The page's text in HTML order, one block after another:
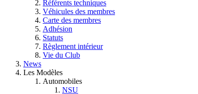
Référents techniques
Véhicules des membres
Carte des membres
Adhésion
Statuts
Règlement intérieur
Vie du Club
News
Les Modèles
Automobiles
NSU